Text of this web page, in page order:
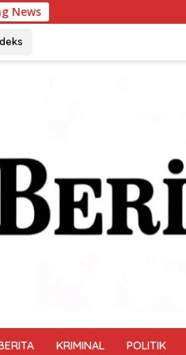
News Perkuat Sinergi,
KRIMINAL POLITIK